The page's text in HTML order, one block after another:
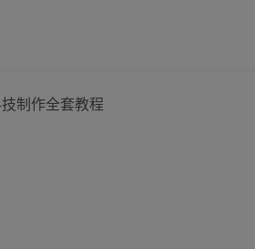
制作全套教程